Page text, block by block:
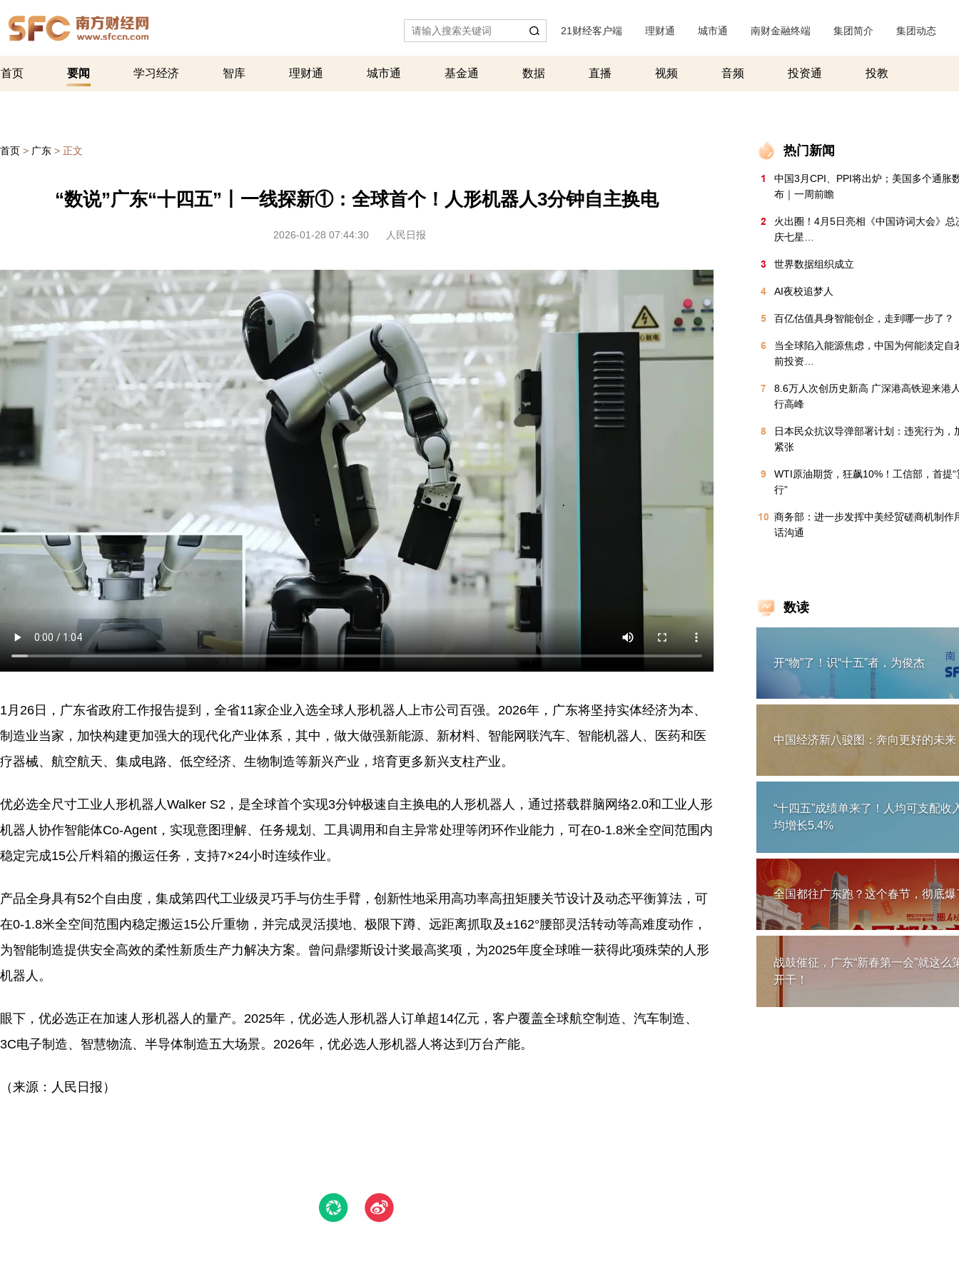
21财经客户端 理财通 城市通 南财金融终端 集团简介 集团动态
首页 要闻 学习经济 智库 理财通 城市通 基金通 数据 直播 视频 音频 投资通 投教
首页 > 广东 > 正文
“数说”广东“十四五”丨一线探新①：全球首个！人形机器人3分钟自主换电
2026-01-28 07:44:30 人民日报
1月26日，广东省政府工作报告提到，全省11家企业入选全球人形机器人上市公司百强。2026年，广东将坚持实体经济为本、
制造业当家，加快构建更加强大的现代化产业体系，其中，做大做强新能源、新材料、智能网联汽车、智能机器人、医药和医
疗器械、航空航天、集成电路、低空经济、生物制造等新兴产业，培育更多新兴支柱产业。
优必选全尺寸工业人形机器人Walker S2，是全球首个实现3分钟极速自主换电的人形机器人，通过搭载群脑网络2.0和工业人形
机器人协作智能体Co-Agent，实现意图理解、任务规划、工具调用和自主异常处理等闭环作业能力，可在0-1.8米全空间范围内
稳定完成15公斤料箱的搬运任务，支持7×24小时连续作业。
产品全身具有52个自由度，集成第四代工业级灵巧手与仿生手臂，创新性地采用高功率高扭矩腰关节设计及动态平衡算法，可
在0-1.8米全空间范围内稳定搬运15公斤重物，并完成灵活摸地、极限下蹲、远距离抓取及±162°腰部灵活转动等高难度动作，
为智能制造提供安全高效的柔性新质生产力解决方案。曾问鼎缪斯设计奖最高奖项，为2025年度全球唯一获得此项殊荣的人形
机器人。
眼下，优必选正在加速人形机器人的量产。2025年，优必选人形机器人订单超14亿元，客户覆盖全球航空制造、汽车制造、
3C电子制造、智慧物流、半导体制造五大场景。2026年，优必选人形机器人将达到万台产能。
（来源：人民日报）
热门新闻
1
中国3月CPI、PPI将出炉；美国多个通胀
布｜一周前瞻
2
火出圈！4月5日亮相《中国诗词大会》总
庆七星…
3 世界数据组织成立
4 AI夜校追梦人
5 百亿估值具身智能创企，走到哪一步了？
6
当全球陷入能源焦虑，中国为何能淡定自
前投资…
7
8.6万人次创历史新高 广深港高铁迎来港
行高峰
8
日本民众抗议导弹部署计划：违宪行为，
紧张
9
WTI原油期货，狂飙10%！工信部，首提“
行”
10 商务部：进一步发挥中美经贸磋商机制作
话沟通
数读
开“物”了！识“十五”者，为俊杰
中国经济新八骏图：奔向更好的未来
“十四五”成绩单来了！人均可支配收
均增长5.4%
全国都往广东跑？这个春节，彻底爆
战鼓催征，广东“新春第一会”就这么
开干！